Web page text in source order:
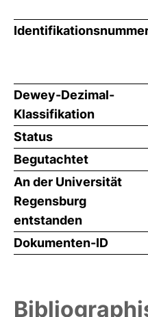
Dewey-Dezimal-
Klassifikation
Status
Begutachtet
An der Universität
Regensburg
entstanden
Dokumenten-ID